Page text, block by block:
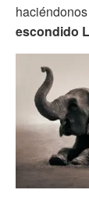
escondido